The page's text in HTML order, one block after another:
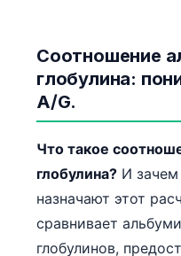
Соотношение
глобулина:
A/G.
Что такое
глобулина? И
назначают этот
сравнивает
глобулинов,
Bahasa Melayu
Tiếng Việt
Tagalog
ไทย
ဗမာစာ
ភាសាខ្មែរ